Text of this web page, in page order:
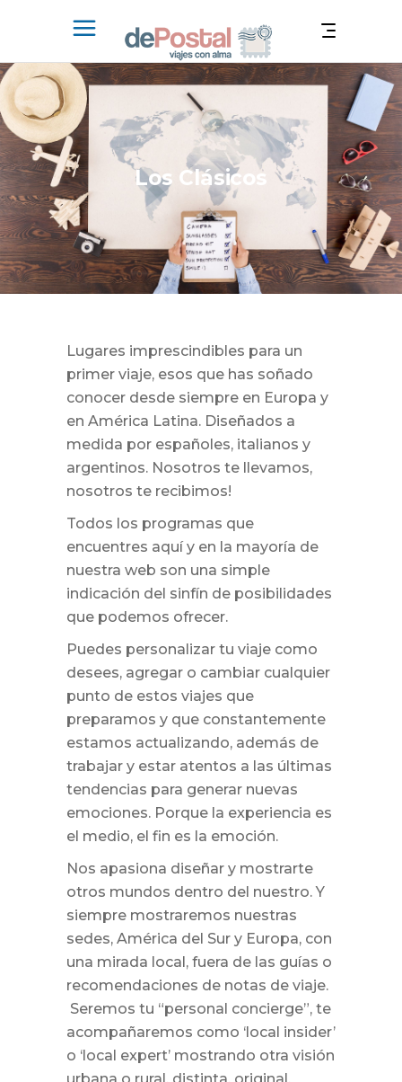
Los Clásicos
Lugares imprescindibles para un
primer viaje, esos que has soñado
conocer desde siempre en Europa y
en América Latina. Diseñados a
medida por españoles, italianos y
argentinos. Nosotros te llevamos,
nosotros te recibimos!
Todos los programas que
encuentres aquí y en la mayoría de
nuestra web son una simple
indicación del sinfín de posibilidades
que podemos ofrecer.
Puedes personalizar tu viaje como
desees, agregar o cambiar cualquier
punto de estos viajes que
preparamos y que constantemente
estamos actualizando, además de
trabajar y estar atentos a las últimas
tendencias para generar nuevas
emociones. Porque la experiencia es
el medio, el fin es la emoción.
Nos apasiona diseñar y mostrarte
otros mundos dentro del nuestro. Y
siempre mostraremos nuestras
sedes, América del Sur y Europa, con
una mirada local, fuera de las guías o
recomendaciones de notas de viaje.
Seremos tu “personal concierge”, te
acompañaremos como ‘local insider’
o ‘local expert’ mostrando otra visión
urbana o rural, distinta, original,